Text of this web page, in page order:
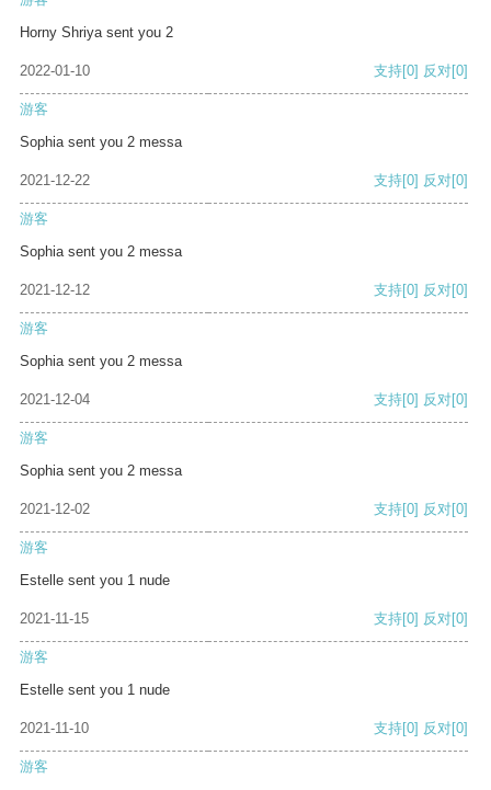
Horny Shriya sent you 2
2022-01-10 支持[0] 反对[0]
游客
Sophia sent you 2 messa
2021-12-22 支持[0] 反对[0]
游客
Sophia sent you 2 messa
2021-12-12 支持[0] 反对[0]
游客
Sophia sent you 2 messa
2021-12-04 支持[0] 反对[0]
游客
Sophia sent you 2 messa
2021-12-02 支持[0] 反对[0]
游客
Estelle sent you 1 nude
2021-11-15 支持[0] 反对[0]
游客
Estelle sent you 1 nude
2021-11-10 支持[0] 反对[0]
游客